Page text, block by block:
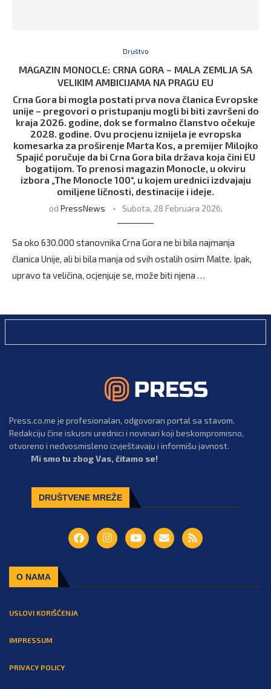
Društvo
MAGAZIN MONOCLE: CRNA GORA – MALA ZEMLJA SA
VELIKIM AMBICIJAMA NA PRAGU EU
Crna Gora bi mogla postati prva nova članica Evropske
unije – pregovori o pristupanju mogli bi biti završeni do
kraja 2026. godine, dok se formalno članstvo očekuje
2028. godine. Ovu procjenu iznijela je evropska
komesarka za proširenje Marta Kos, a premijer Milojko
Spajić poručuje da bi Crna Gora bila država koja čini EU
bogatijom. To prenosi magazin Monocle, u okviru
izbora „The Monocle 100“, u kojem urednici izdvajaju
omiljene ličnosti, destinacije i ideje.
od PressNews Subota, 28 Februara 2026,
Sa oko 630.000 stanovnika Crna Gora ne bi bila najmanja
članica Unije, ali bi bila manja od svih ostalih osim Malte. Ipak,
upravo ta veličina, ocjenjuje se, može biti njena …
Press.co.me je profesionalan, odgovoran portal sa stavom.
Redakciju čine iskusni urednici i novinari koji beskompromisno,
otvoreno i nedvosmisleno izvještavaju i informišu javnost.
Mi smo tu zbog Vas, čitamo se!
DRUŠTVENE MREŽE
O NAMA
USLOVI KORIŠĆENJA
IMPRESSUM
PRIVACY POLICY